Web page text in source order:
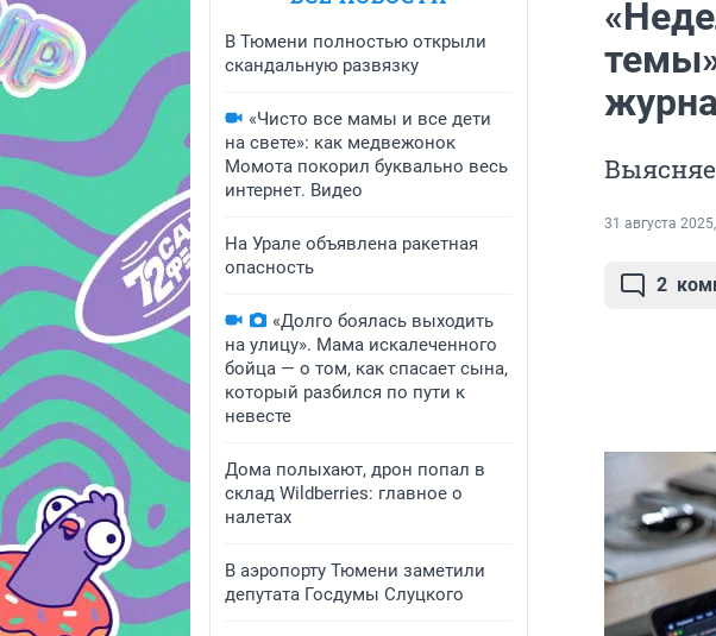
В Тюмени полностью открыли
скандальную развязку
«Чисто все мамы и все дети
на свете»: как медвежонок
Момота покорил буквально весь
интернет. Видео
На Урале объявлена ракетная
опасность
«Долго боялась выходить
на улицу». Мама искалеченного
бойца — о том, как спасает сына,
который разбился по пути к
невесте
Дома полыхают, дрон попал в
склад Wildberries: главное о
налетах
В аэропорту Тюмени заметили
депутата Госдумы Слуцкого
31 августа
2